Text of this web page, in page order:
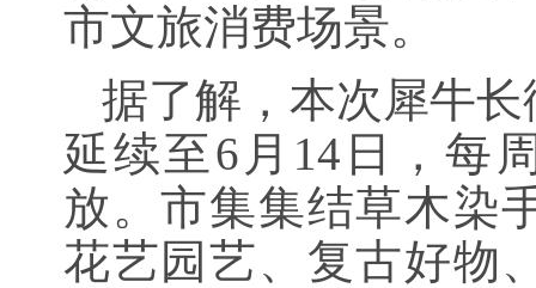
市文旅消费场景。
据了解，本次犀牛
延续至6月14日，每
放。市集集结草木染
花艺园艺、复古好物